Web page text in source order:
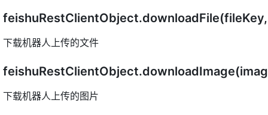
下载机器人上传的文件
下载机器人上传的图片